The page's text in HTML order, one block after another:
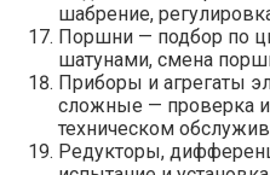
шабрение,
Поршни — подбор по
шатунами, смена
Приборы и агрегаты
сложные — проверка
техническом
Редукторы,